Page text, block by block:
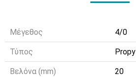
Μέγεθος 4/0
Τύπος
Βελόνα (mm) 20